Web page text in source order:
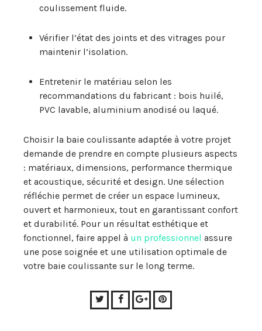
coulissement fluide.
Vérifier l’état des joints et des vitrages pour
maintenir l’isolation.
Entretenir le matériau selon les
recommandations du fabricant : bois huilé,
PVC lavable, aluminium anodisé ou laqué.
Choisir la baie coulissante adaptée à votre projet
demande de prendre en compte plusieurs aspects
: matériaux, dimensions, performance thermique
et acoustique, sécurité et design. Une sélection
réfléchie permet de créer un espace lumineux,
ouvert et harmonieux, tout en garantissant confort
et durabilité. Pour un résultat esthétique et
fonctionnel, faire appel à un professionnel assure
une pose soignée et une utilisation optimale de
votre baie coulissante sur le long terme.
TwitterFacebook
Google+Pinterest